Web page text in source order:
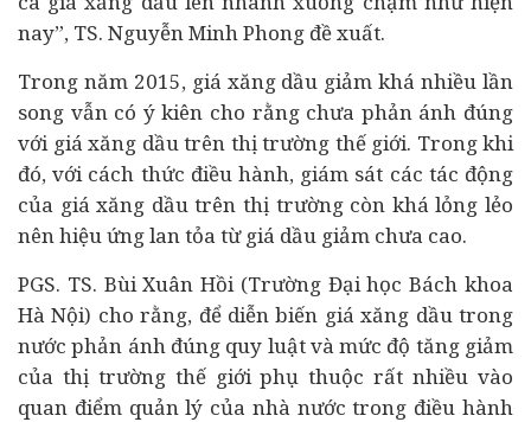
nay”, TS. Nguyễn Minh Phong đề xuất.
Trong năm 2015, giá xăng dầu giảm khá nhiều lần
song vẫn có ý kiên cho rằng chưa phản ánh đúng
với giá xăng dầu trên thị trường thế giới. Trong khi
đó, với cách thức điều hành, giám sát các tác động
của giá xăng dầu trên thị trường còn khá lỏng lẻo
nên hiệu ứng lan tỏa từ giá dầu giảm chưa cao.
PGS. TS. Bùi Xuân Hồi (Trường Đại học Bách khoa
Hà Nội) cho rằng, để diễn biến giá xăng dầu trong
nước phản ánh đúng quy luật và mức độ tăng giảm
của thị trường thế giới phụ thuộc rất nhiều vào
quan điểm quản lý của nhà nước trong điều hành